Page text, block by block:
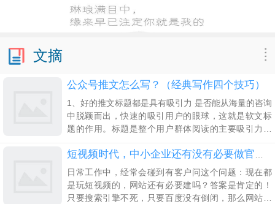
文摘
公众号推文怎么写？（经典写作四个技巧）
1、好的推文标题都是具有吸引力 是否能从海量的咨询
中脱颖而出，快速的吸引用户的眼球，这就是软文标
题的作用。标题是整个用户群体阅读的主要吸引力，
目前微信公众号推文标题分为两种，一种是我们通常
理解的
短视频时代，中小企业还有没有必要做官方网站建设？
日常工作中，经常会碰到有客户问这个问题：现在都
是玩短视频的，网站还有必要建吗？答案是肯定的！
只要搜索引擎不死，只要百度没有倒闭，那么网站就